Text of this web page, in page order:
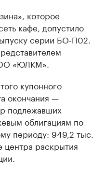
которое
кафе, допустило
серии БО-П02.
«ЮЛКМ».
купонного
окончания —
подлежавших
облигациям по
периоду: 949,2 тыс.
центра раскрытия